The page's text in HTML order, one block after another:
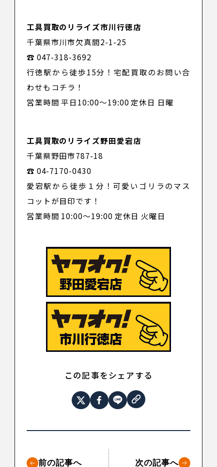
工具買取のリライズ市川行徳店
千葉県市川市欠真間2-1-25
☎ 047-318-3692
行徳駅から徒歩15分！宅配買取のお問い合
わせもコチラ！
営業時間 平日10:00～19:00 定休日 日曜
工具買取のリライズ野田愛宕店
千葉県野田市787-18
☎ 04-7170-0430
愛宕駅から徒歩１分！可愛いゴリラのマス
コットが目印です！
営業時間 10:00～19:00 定休日 火曜日
この記事をシェアする
前の記事へ 次の記事へ